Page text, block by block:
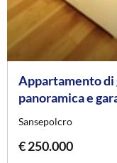
Appartamento di
panoramica e
Sansepolcro
€ 250.000